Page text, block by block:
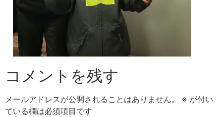
コメントを残す
メールアドレスが公開されることはありません。 ※ が付い
ている欄は必須項目です